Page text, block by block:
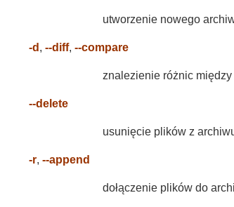
utworzenie nowego
-d , --diff, --compare
znalezienie różnic
--delete
usunięcie plików z
-r, --append
dołączenie plików do